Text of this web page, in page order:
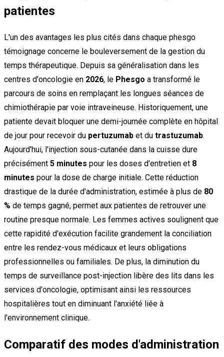
patientes
L'un des avantages les plus cités dans chaque phesgo
témoignage concerne le bouleversement de la gestion du
temps thérapeutique. Depuis sa généralisation dans les
centres d'oncologie en 2026, le Phesgo a transformé le
parcours de soins en remplaçant les longues séances de
chimiothérapie par voie intraveineuse. Historiquement, une
patiente devait bloquer une demi-journée complète en hôpital
de jour pour recevoir du pertuzumab et du trastuzumab.
Aujourd'hui, l'injection sous-cutanée dans la cuisse dure
précisément 5 minutes pour les doses d'entretien et 8
minutes pour la dose de charge initiale. Cette réduction
drastique de la durée d'administration, estimée à plus de 80
% de temps gagné, permet aux patientes de retrouver une
routine presque normale. Les femmes actives soulignent que
cette rapidité d'exécution facilite grandement la conciliation
entre les rendez-vous médicaux et leurs obligations
professionnelles ou familiales. De plus, la diminution du
temps de surveillance post-injection libère des lits dans les
services d'oncologie, optimisant ainsi les ressources
hospitalières tout en diminuant l'anxiété liée à
l'environnement clinique.
Comparatif des modes d'administration